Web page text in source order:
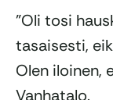
”Oli tosi
tasaisesti,
Olen iloinen,
Vanhatalo.